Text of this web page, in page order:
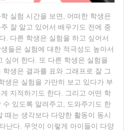
실험 시간을 보면, 어떠한 학생은
잘 알고 있어서 배우기도 전에 중
. 다른 학생은 실험을 하고 싶어서
들은 실험에 대한 적극성도 높아서
싶어 한다. 또 다른 학생은 실험을
생은 결과를 표와 그래프로 잘 그
생은 실험을 가만히 보고 있다가 부
지적하기도 한다. 그리고 어떤 학
있도록 알려주고, 도와주기도 한
때는 생각보다 다양한 활동이 동시
난다. 무엇이 이렇게 아이들이 다양